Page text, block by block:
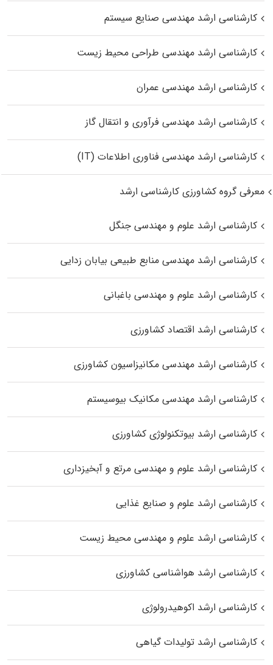
کارشناسی ارشد مهندسی صنایع سیستم
کارشناسی ارشد مهندسی طراحی محیط زیست
کارشناسی ارشد مهندسی عمران
کارشناسی ارشد مهندسی فرآوری و انتقال گاز
کارشناسی ارشد مهندسی فناوری اطلاعات (IT)
معرفی گروه کشاورزی کارشناسی ارشد
کارشناسی ارشد علوم و مهندسی جنگل
کارشناسی ارشد مهندسی منابع طبیعی بیابان زدایی
کارشناسی ارشد علوم و مهندسی باغبانی
کارشناسی ارشد اقتصاد کشاورزی
کارشناسی ارشد مهندسی مکانیزاسیون کشاورزی
کارشناسی ارشد مهندسی مکانیک بیوسیستم
کارشناسی ارشد بیوتکنولوژی کشاورزی
کارشناسی ارشد علوم و مهندسی مرتع و آبخیزداری
کارشناسی ارشد علوم و صنایع غذایی
کارشناسی ارشد علوم و مهندسی محیط زیست
کارشناسی ارشد هواشناسی کشاورزی
کارشناسی ارشد اکوهیدرولوژی
کارشناسی ارشد تولیدات گیاهی